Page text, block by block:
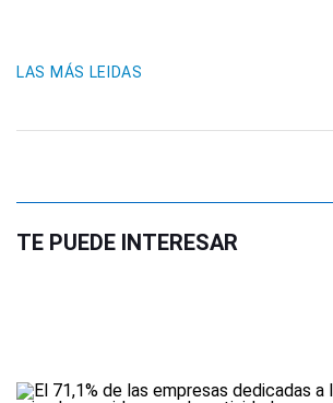
LAS MÁS LEIDAS
TE PUEDE INTERESAR